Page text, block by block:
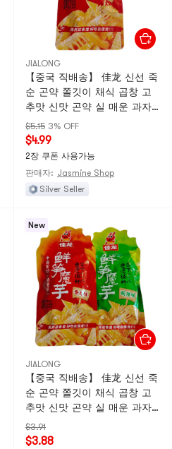
JIALONG
【중국 직배송】 佳龙 신선 죽
순 곤약 쫄깃이 채식 곱창 고
추맛 신맛 곤약 실 매운 과자
인기 간식 식욕 돋우는 간식
매운맛 20g*5개
$5.15 3% OFF
$4.99
2장 쿠폰 사용가능
판매자: Jasmine Shop
Silver Seller
New
JIALONG
【중국 직배송】 佳龙 신선 죽
순 곤약 쫄깃이 채식 곱창 고
추맛 신맛 곤약 실 매운 과자
인플루언서 캐주얼 간식 믹스
맛 20g*4개
$3.91
$3.88